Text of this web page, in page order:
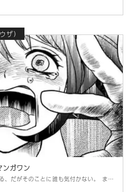
ザ）
ガワン
悪夢はすでに始まっている、だがそのことに誰も気付かない。 まともじゃないこの世界の中では、正義も善意も意味を失う。 行き着く先は誰もが笑顔の絶望郷。 もう、この終末の箱庭に逃げ場はない。 3300万PV「笑顔の世界」の岬かいりが描く、予想不能のオムニバスディストピアホラー。 岬かいり